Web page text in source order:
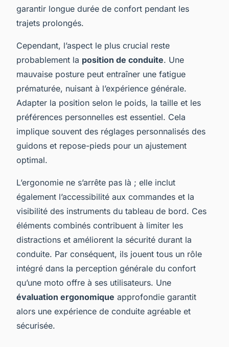
garantir longue durée de confort pendant les
trajets prolongés.
Cependant, l’aspect le plus crucial reste
probablement la position de conduite. Une
mauvaise posture peut entraîner une fatigue
prématurée, nuisant à l’expérience générale.
Adapter la position selon le poids, la taille et les
préférences personnelles est essentiel. Cela
implique souvent des réglages personnalisés des
guidons et repose-pieds pour un ajustement
optimal.
L’ergonomie ne s’arrête pas là ; elle inclut
également l’accessibilité aux commandes et la
visibilité des instruments du tableau de bord. Ces
éléments combinés contribuent à limiter les
distractions et améliorent la sécurité durant la
conduite. Par conséquent, ils jouent tous un rôle
intégré dans la perception générale du confort
qu’une moto offre à ses utilisateurs. Une
évaluation ergonomique approfondie garantit
alors une expérience de conduite agréable et
sécurisée.